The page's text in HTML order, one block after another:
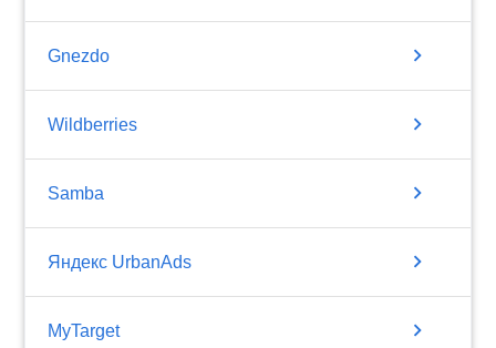
Gnezdo chevron_right
Wildberries chevron_right
Samba chevron_right
Яндекс UrbanAds chevron_right
MyTarget chevron_right